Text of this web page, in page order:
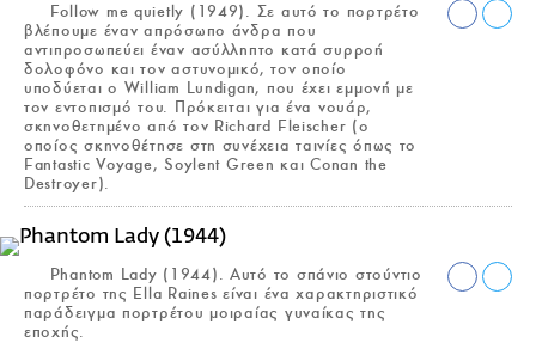
Follow me quietly (1949). Σε αυτό το πορτρέτο
βλέπουμε έναν απρόσωπο άνδρα που
αντιπροσωπεύει έναν ασύλληπτο κατά συρροή
δολοφόνο και τον αστυνομικό, τον οποίο
υποδύεται ο William Lundigan, που έχει εμμονή με
τον εντοπισμό του. Πρόκειται για ένα νουάρ,
σκηνοθετημένο από τον Richard Fleischer (ο
οποίος σκηνοθέτησε στη συνέχεια ταινίες όπως το
Fantastic Voyage, Soylent Green και Conan the
Destroyer).
Phantom Lady (1944). Αυτό το σπάνιο στούντιο
πορτρέτο της Ella Raines είναι ένα χαρακτηριστικό
παράδειγμα πορτρέτου μοιραίας γυναίκας της
εποχής.